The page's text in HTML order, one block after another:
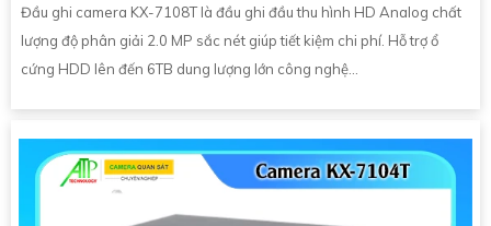
Đầu ghi camera KX-7108T là đầu ghi đầu thu hình HD Analog chất
lượng độ phân giải 2.0 MP sắc nét giúp tiết kiệm chi phí. Hỗ trợ ổ
cứng HDD lên đến 6TB dung lượng lớn công nghệ...